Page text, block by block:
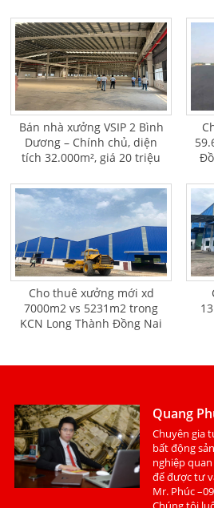
Bán nhà xưởng VSIP 2 Bình
Dương – Chính chủ, diện
tích 32.000m², giá 20 triệu
Cho thuê xưởng mới xd
7000m2 vs 5231m2 trong
KCN Long Thành Đồng Nai
Quang
Chuyên gia
bất động
nghiệp
để được tư
Mr. Phúc